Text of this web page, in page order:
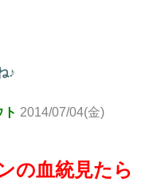
♪
2014/07/04(金)
の血統見たら